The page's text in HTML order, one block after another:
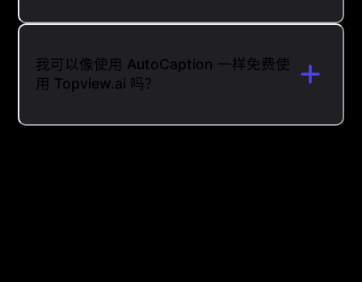
我可以像使用 AutoCaption 一样免费使
用 Topview.ai 吗？